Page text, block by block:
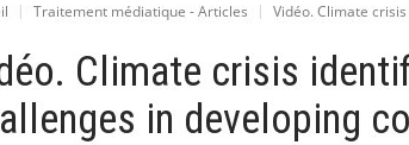
Traitement médiatique - Articles Vidéo. Climate
Climate crisis
in developing